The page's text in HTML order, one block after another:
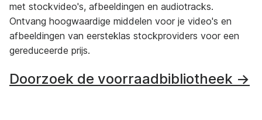
met stockvideo's, afbeeldingen en audiotracks.
Ontvang hoogwaardige middelen voor je video's en
afbeeldingen van eersteklas stockproviders voor een
gereduceerde prijs.
Doorzoek de voorraadbibliotheek →